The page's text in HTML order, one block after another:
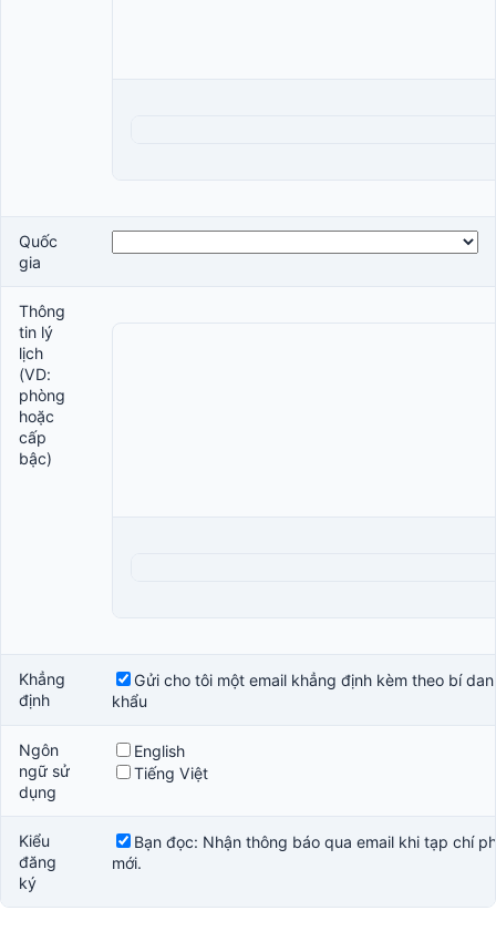
Quốc
gia
Thông
tin lý
lịch
(VD:
phòng
hoặc
cấp
bậc)
Khẳng
định
Gửi cho tôi một email khẳng định kèm theo bí
khẩu
Ngôn
ngữ sử
dụng
English
Tiếng Việt
Kiểu
đăng
ký
Bạn đọc: Nhận thông báo qua email khi tạp chí
mới.